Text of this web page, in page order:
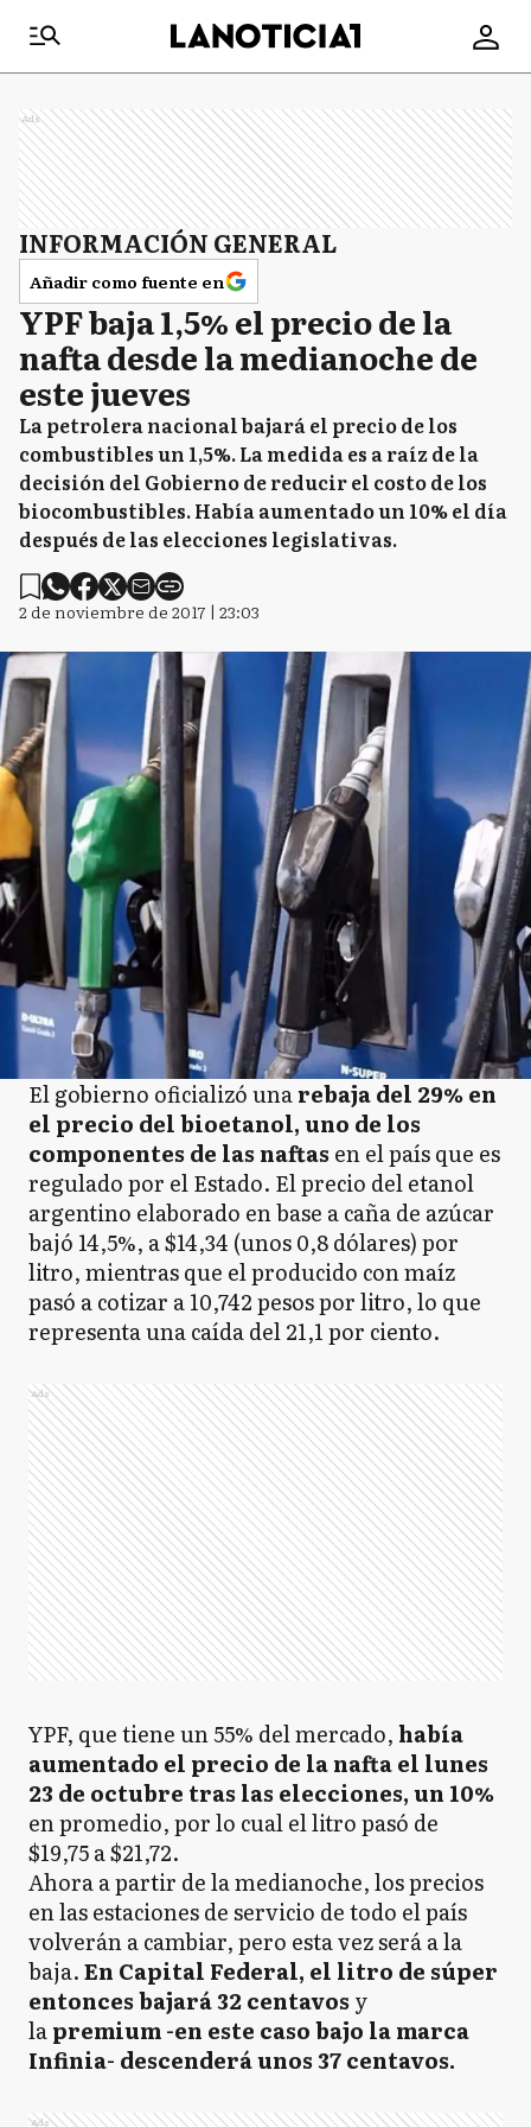
Ads
INFORMACIÓN GENERAL
Añadir como fuente en
YPF baja 1,5% el precio de la
nafta desde la medianoche de
este jueves
La petrolera nacional bajará el precio de los
combustibles un 1,5%. La medida es a raíz de la
decisión del Gobierno de reducir el costo de los
biocombustibles. Había aumentado un 10% el día
después de las elecciones legislativas.
2 de noviembre de 2017 | 23:03
El gobierno oficializó unarebaja del 29% en
el precio del bioetanol, uno de los
componentes de las naftas en el país que es
regulado por el Estado. El precio del etanol
argentino elaborado en base a caña de azúcar
bajó 14,5%, a $14,34 (unos 0,8 dólares) por
litro, mientras que el producido con maíz
pasó a cotizar a 10,742 pesos por litro, lo que
representa una caída del 21,1 por ciento.
Ads
YPF, que tiene un 55% del mercado, había
aumentado el precio de la nafta el lunes
23 de octubre tras las elecciones, un 10%
en promedio, por lo cual el litro pasó de
$19,75 a $21,72.
Ahora a partir de la medianoche, los precios
en las estaciones de servicio de todo el país
volverán a cambiar, pero esta vez será a la
baja.En Capital Federal, el litro de súper
entonces bajará 32 centavos y
lapremium -en este caso bajo la marca
Infinia- descenderá unos 37 centavos.
Ads